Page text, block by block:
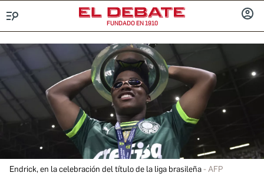
FUNDADO EN 1910
Endrick, en la celebración del título de la liga brasileña AFP